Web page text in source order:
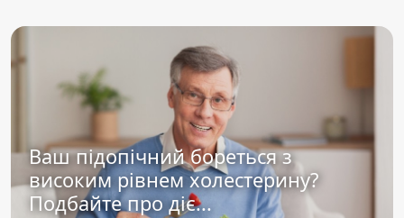
Ваш підопічний бореться з
високим рівнем холестерину?
Подбайте про діє...